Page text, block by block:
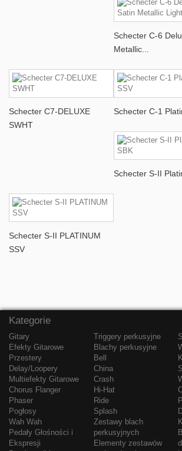
Schecter C-6
Metallic...
Schecter C7-DELUXE
SWHT
Schecter C-1
Schecter S-II
Schecter S-II PLATINUM
SSV
Kategorie
Gitary
Efekty Gitarowe
Przestery
Delay/Loopery
Multiefekty Gitarowe
Chorus Flanger
Phaser
Pogłosy
Wah Wah
Pedały Głośności i
Ekspresji
Triggery perkusyjne
Blachy perkusyjne
Bell
China
Crash
Hi-Hat
Ride
Splash
Zestawy blach
perkusyjnych
Elementy zestawów